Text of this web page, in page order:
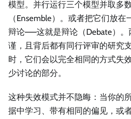
模型。并行运行三个模型并取多
（Ensemble）。或者把它们放
辩论——这就是辩论（Debate）
谨，且背后都有同行评审的研究
时，它们会以完全相同的方式失
少讨论的部分。
这种失效模式并不隐晦：当你的
据中学习、带有相同的偏见，或